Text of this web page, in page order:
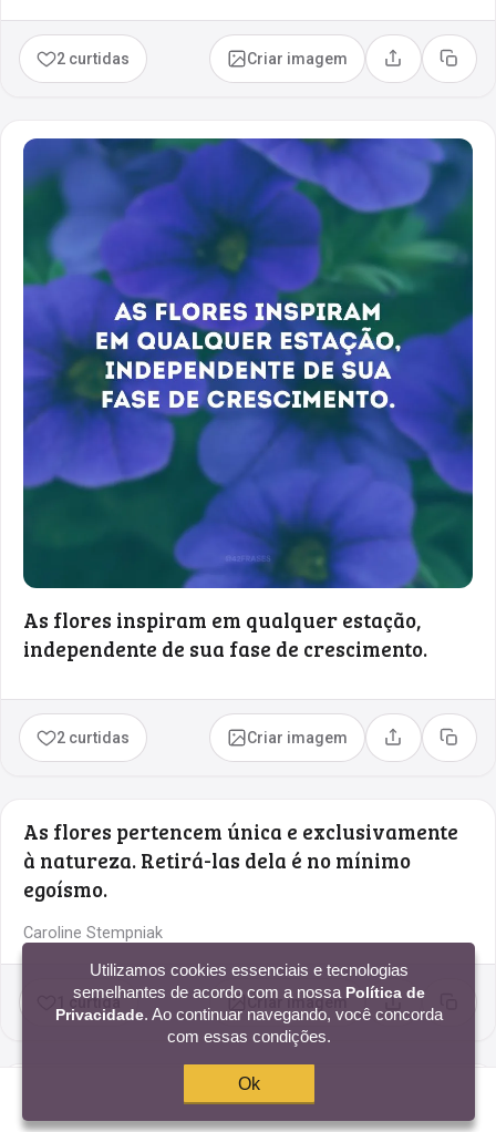
2 curtidas Criar imagem Compartilhar
Copiar
As flores inspiram em qualquer estação,
independente de sua fase de crescimento.
2 curtidas Criar imagem Compartilhar
Copiar
As flores pertencem única e exclusivamente
à natureza. Retirá-las dela é no mínimo
egoísmo.
Caroline Stempniak
1 curtida Criar imagem Compartilhar
Copiar
Determinada flor é, em primeiro lugar, uma
renúncia a todas as outras flores. E, no
Utilizamos cookies essenciais e tecnologias
semelhantes de acordo com a nossa Política de
Privacidade. Ao continuar navegando, você concorda
com essas condições.
Ok